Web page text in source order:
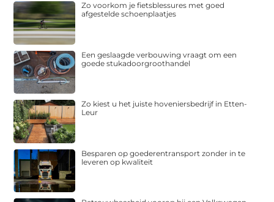
Zo voorkom je fietsblessures met goed
afgestelde schoenplaatjes
Een geslaagde verbouwing vraagt om een
goede stukadoorgroothandel
Zo kiest u het juiste hoveniersbedrijf in Etten-
Leur
Besparen op goederentransport zonder in te
leveren op kwaliteit